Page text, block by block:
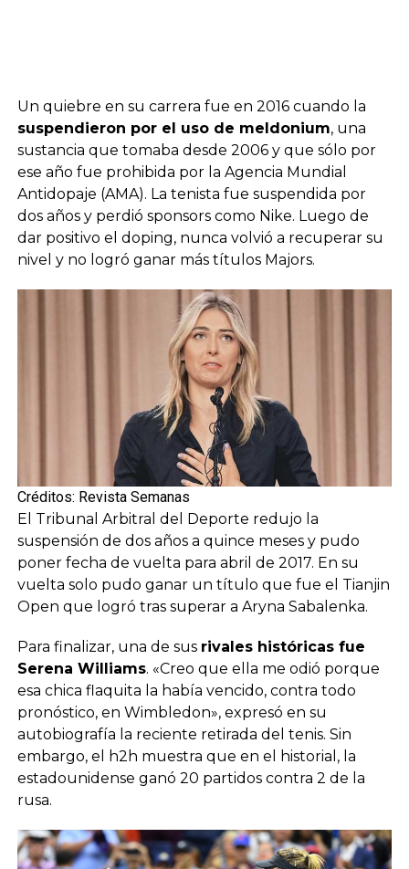
Un quiebre en su carrera fue en 2016 cuando la
suspendieron por el uso de meldonium, una
sustancia que tomaba desde 2006 y que sólo por
ese año fue prohibida por la Agencia Mundial
Antidopaje (AMA). La tenista fue suspendida por
dos años y perdió sponsors como Nike. Luego de
dar positivo el doping, nunca volvió a recuperar su
nivel y no logró ganar más títulos Majors.
Créditos: Revista Semanas
El Tribunal Arbitral del Deporte redujo la
suspensión de dos años a quince meses y pudo
poner fecha de vuelta para abril de 2017. En su
vuelta solo pudo ganar un título que fue el Tianjin
Open que logró tras superar a Aryna Sabalenka.
Para finalizar, una de sus rivales históricas fue
Serena Williams. «Creo que ella me odió porque
esa chica flaquita la había vencido, contra todo
pronóstico, en Wimbledon», expresó en su
autobiografía la reciente retirada del tenis. Sin
embargo, el h2h muestra que en el historial, la
estadounidense ganó 20 partidos contra 2 de la
rusa.